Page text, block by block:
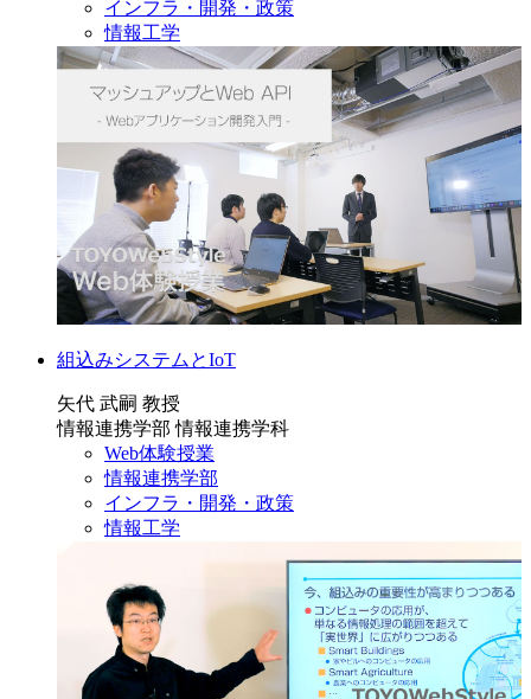
インフラ・開発・政策
情報工学
組込みシステムとIoT
矢代 武嗣 教授
情報連携学部 情報連携学科
Web体験授業
情報連携学部
インフラ・開発・政策
情報工学